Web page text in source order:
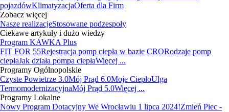
pojazdówKlimatyzacjaOferta dla Firm
Zobacz więcej
Nasze realizacjeStosowane podzespoły
Ciekawe artykuły i dużo wiedzy
Program KAWKA Plus
FIT FOR 55Rejestracja pomp ciepła w bazie CRORodzaje pomp
ciepłaJak działa pompa ciepłaWięcej ...
Programy Ogólnopolskie
Czyste Powietrze 3.0Mój Prąd 6.0Moje CiepłoUlga
TermomodernizacyjnaMój Prąd 5.0Więcej ...
Programy Lokalne
Nowy Program Dotacyjny We Wrocławiu 1 lipca 2024!Zmień Piec -